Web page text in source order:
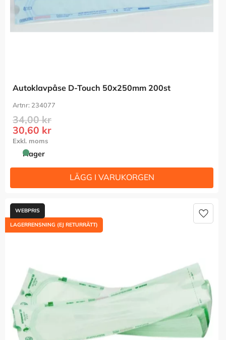
Autoklavpåse D-Touch 50x250mm 200st
234077
30,60 kr
34,00kr
I lager
LAGERRENSNING (EJ RETURRÄTT)
Lägg